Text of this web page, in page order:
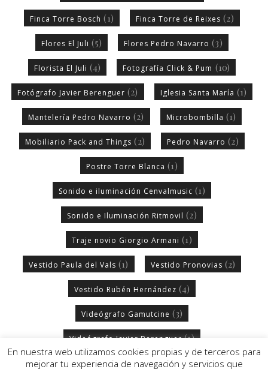
Finca Torre Bosch (1) Finca Torre de Reixes (2)
Flores El Juli (5) Flores Pedro Navarro (3)
Florista El Juli (4) Fotografía Click & Pum (10)
Fotógrafo Javier Berenguer (2) Iglesia Santa María (1)
Mantelería Pedro Navarro (2) Microbombilla (1)
Mobiliario Pack and Things (2) Pedro Navarro (2)
Postre Torre Blanca (1)
Sonido e iluminación Cenvalmusic (1)
Sonido e Iluminación Ritmovil (2)
Traje novio Giorgio Armani (1)
Vestido Paula del Vals (1) Vestido Pronovias (2)
Vestido Rubén Hernández (4)
Videógrafo Gamutcine (3)
Videógrafo Javier Berenguer(1)
En nuestra web utilizamos cookies propias y de terceros para
mejorar tu experiencia de navegación y servicios que